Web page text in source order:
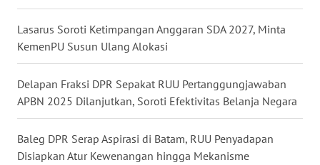
Lasarus Soroti Ketimpangan Anggaran SDA 2027, Minta
KemenPU Susun Ulang Alokasi
Delapan Fraksi DPR Sepakat RUU Pertanggungjawaban
APBN 2025 Dilanjutkan, Soroti Efektivitas Belanja Negara
Baleg DPR Serap Aspirasi di Batam, RUU Penyadapan
Disiapkan Atur Kewenangan hingga Mekanisme
JATIM
BALI
KALBAR